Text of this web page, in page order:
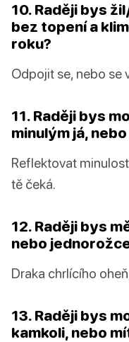
10. Raději bys
bez topení a
roku?
Odpojit se, nebo se
11. Raději bys
minulým já,
Reflektovat
tě čeká.
12. Raději bys
nebo
Draka chrlícího
13. Raději bys
kamkoli, nebo